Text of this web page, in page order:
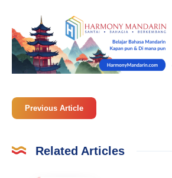
Previous Article
Related Articles